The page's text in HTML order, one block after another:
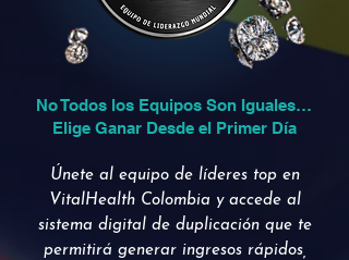
No Todos los Equipos Son Iguales…
Elige Ganar Desde el Primer Día
Únete al equipo de líderes top en
VitalHealth Colombia y accede al
sistema digital de duplicación que te
permitirá generar ingresos rápidos,